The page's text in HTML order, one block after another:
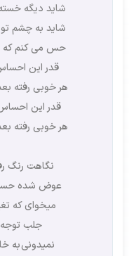
شاید دیگه
شاید به چشم تو
حس می کنم که
قدر این
هر خوبی رفته
قدر این
هر خوبی رفته
نگاهت رنگ
عوض شده
میخوای که
جلب توجه
نمیدونی به